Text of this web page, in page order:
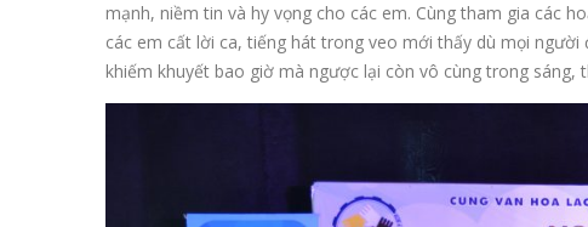
mạnh, niềm tin và hy vọng cho các em. Cùng tham gia các
các em cất lời ca, tiếng hát trong veo mới thấy dù mọi
khiếm khuyết bao giờ mà ngược lại còn vô cùng trong sáng,